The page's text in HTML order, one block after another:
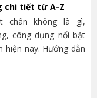
chi tiết từ A-Z
chân không là gì,
công dụng nổi bật
hiện nay. Hướng dẫn